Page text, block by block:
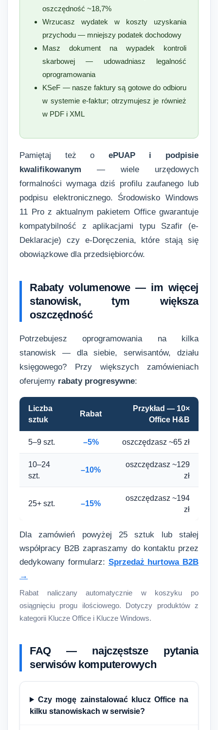
oszczędność ~18,7%
Wrzucasz wydatek w koszty uzyskania
przychodu — mniejszy podatek dochodowy
Masz dokument na wypadek kontroli
skarbowej — udowadniasz legalność
oprogramowania
KSeF — nasze faktury są gotowe do odbioru
w systemie e-faktur; otrzymujesz je również
w PDF i XML
Pamiętaj też o ePUAP i podpisie
kwalifikowanym — wiele urzędowych
formalności wymaga dziś profilu zaufanego lub
podpisu elektronicznego. Środowisko Windows
11 Pro z aktualnym pakietem Office gwarantuje
kompatybilność z aplikacjami typu Szafir (e-
Deklaracje) czy e-Doręczenia, które stają się
obowiązkowe dla przedsiębiorców.
Rabaty volumenowe — im więcej
stanowisk, tym większa
oszczędność
Potrzebujesz oprogramowania na kilka
stanowisk — dla siebie, serwisantów, działu
księgowego? Przy większych zamówieniach
oferujemy rabaty progresywne:
Liczba
sztuk
Rabat
Przykład — 10×
Office H&B
5–9 szt. –5% oszczędzasz ~65 zł
10–24
szt.
–10%
oszczędzasz ~129
zł
25+ szt. –15%
oszczędzasz ~194
zł
Dla zamówień powyżej 25 sztuk lub stałej
współpracy B2B zapraszamy do kontaktu przez
dedykowany formularz: Sprzedaż hurtowa B2B
→
Rabat naliczany automatycznie w koszyku po
osiągnięciu progu ilościowego. Dotyczy produktów z
kategorii Klucze Office i Klucze Windows.
FAQ — najczęstsze pytania
serwisów komputerowych
Czy mogę zainstalować klucz Office na
kilku stanowiskach w serwisie?